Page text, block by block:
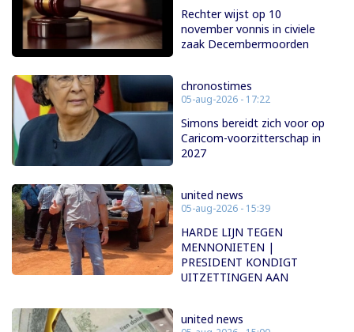
Rechter wijst op 10
november vonnis in civiele
zaak Decembermoorden
chronostimes
05-aug-2026 - 17:22
Simons bereidt zich voor op
Caricom-voorzitterschap in
2027
united news
05-aug-2026 - 15:39
HARDE LIJN TEGEN
MENNONIETEN |
PRESIDENT KONDIGT
UITZETTINGEN AAN
united news